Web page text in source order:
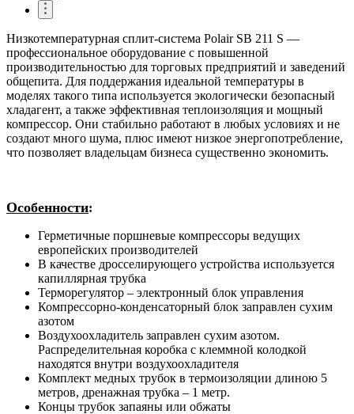
Низкотемпературная сплит-система Polair SB 211 S —
профессиональное оборудование с повышенной
производительностью для торговых предприятий и заведений
общепита. Для поддержания идеальной температуры в
моделях такого типа используется экологически безопасный
хладагент, а также эффективная теплоизоляция и мощный
компрессор. Они стабильно работают в любых условиях и не
создают много шума, плюс имеют низкое энергопотребление,
что позволяет владельцам бизнеса существенно экономить.
Особенности:
Герметичные поршневые компрессоры ведущих
европейских производителей
В качестве дросселирующего устройства используется
капиллярная трубка
Терморегулятор – электронный блок управления
Компрессорно-конденсаторный блок заправлен сухим
азотом
Воздухоохладитель заправлен сухим азотом.
Распределительная коробка с клеммной колодкой
находятся внутри воздухоохладителя
Комплект медных трубок в термоизоляции длиною 5
метров, дренажная трубка – 1 метр.
Концы трубок запаяны или обжаты